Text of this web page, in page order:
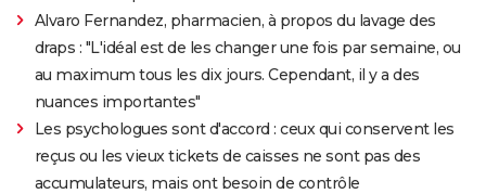
Alvaro Fernandez, pharmacien, à propos du lavage des
draps : "L'idéal est de les changer une fois par semaine, ou
au maximum tous les dix jours. Cependant, il y a des
nuances importantes"
Les psychologues sont d'accord : ceux qui conservent les
reçus ou les vieux tickets de caisses ne sont pas des
accumulateurs, mais ont besoin de contrôle